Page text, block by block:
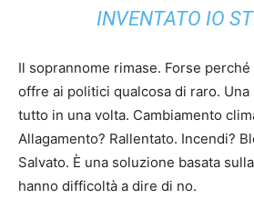
INVENTATO IO
Il soprannome rimase. Forse
offre ai politici qualcosa di raro.
tutto in una volta. Cambiamento
Allagamento? Rallentato. Incendi?
Salvato. È una soluzione basata
hanno difficoltà a dire di no.